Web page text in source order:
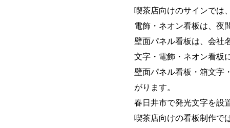
喫茶店向けのサインでは
電飾・ネオン看板は、夜
壁面パネル看板は、会社
文字・電飾・ネオン看板
壁面パネル看板・箱文字
がります。
春日井市で発光文字を設
喫茶店向けの看板制作で